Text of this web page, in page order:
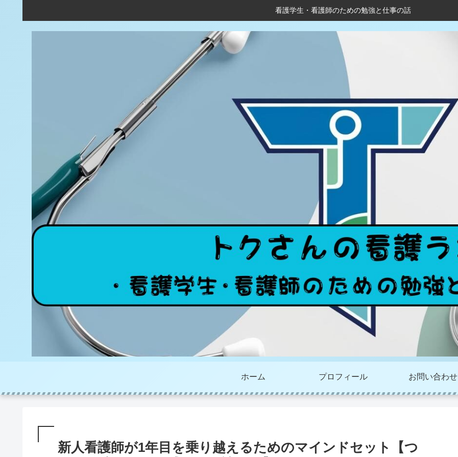
看護学生・看護師のための勉強と仕事の話
ホーム プロフィール お問い合わせ
新人看護師が1年目を乗り越えるためのマインドセット【つ